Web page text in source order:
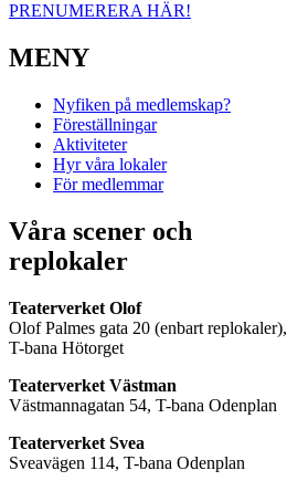
PRENUMERERA HÄR!
MENY
Nyfiken på medlemskap?
Föreställningar
Aktiviteter
Hyr våra lokaler
För medlemmar
Våra scener och
replokaler
Teaterverket Olof
Olof Palmes gata 20 (enbart replokaler),
T-bana Hötorget
Teaterverket Västman
Västmannagatan 54, T-bana Odenplan
Teaterverket Svea
Sveavägen 114, T-bana Odenplan